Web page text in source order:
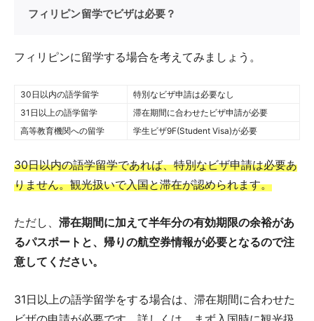
フィリピン留学でビザは必要？
フィリピンに留学する場合を考えてみましょう。
30日以内の語学留学
特別なビザ申請は必要なし
31日以上の語学留学
滞在期間に合わせたビザ申請が必要
高等教育機関への留学
学生ビザ9F(Student Visa)が必要
30日以内の語学留学であれば、特別なビザ申請は必要あ
りません。観光扱いで入国と滞在が認められます。
ただし、 滞在期間に加えて半年分の有効期限の余裕があ
るパスポートと、帰りの航空券情報が必要となるので注
意してください。
31日以上の語学留学をする場合は、滞在期間に合わせた